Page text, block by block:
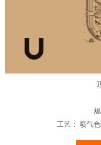
工艺： 喷气